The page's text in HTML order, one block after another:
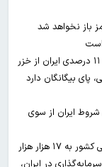
باز نخواهد شد
پای بیگانگان دارد
ایران از سوی
پور دهقان، عضو کمیسیون صنایع مجلس: نقدینگی کشور به ۱۷ هزار هزار
دلاری برای سرمایه‌گذاری در ایران،